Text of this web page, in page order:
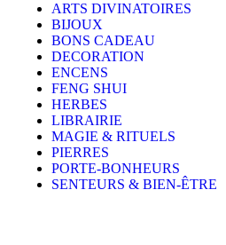
ARTS DIVINATOIRES
BIJOUX
BONS CADEAU
DECORATION
ENCENS
FENG SHUI
HERBES
LIBRAIRIE
MAGIE & RITUELS
PIERRES
PORTE-BONHEURS
SENTEURS & BIEN-ÊTRE